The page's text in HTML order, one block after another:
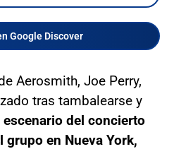
Google Discover
Aerosmith, Joe Perry,
tras tambalearse y
del concierto
en Nueva York,